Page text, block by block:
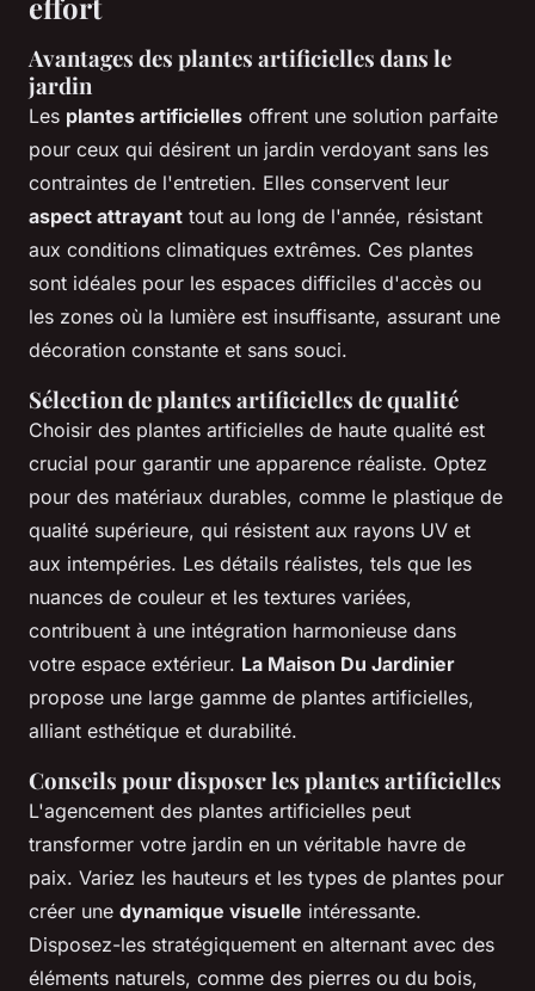
Avantages des plantes artificielles dans le
jardin
Les plantes artificielles offrent une solution parfaite
pour ceux qui désirent un jardin verdoyant sans les
contraintes de l'entretien. Elles conservent leur
aspect attrayant tout au long de l'année, résistant
aux conditions climatiques extrêmes. Ces plantes
sont idéales pour les espaces difficiles d'accès ou
les zones où la lumière est insuffisante, assurant une
décoration constante et sans souci.
Sélection de plantes artificielles de qualité
Choisir des plantes artificielles de haute qualité est
crucial pour garantir une apparence réaliste. Optez
pour des matériaux durables, comme le plastique de
qualité supérieure, qui résistent aux rayons UV et
aux intempéries. Les détails réalistes, tels que les
nuances de couleur et les textures variées,
contribuent à une intégration harmonieuse dans
votre espace extérieur. La Maison Du Jardinier
propose une large gamme de plantes artificielles,
alliant esthétique et durabilité.
Conseils pour disposer les plantes artificielles
L'agencement des plantes artificielles peut
transformer votre jardin en un véritable havre de
paix. Variez les hauteurs et les types de plantes pour
créer une dynamique visuelle intéressante.
Disposez-les stratégiquement en alternant avec des
éléments naturels, comme des pierres ou du bois,